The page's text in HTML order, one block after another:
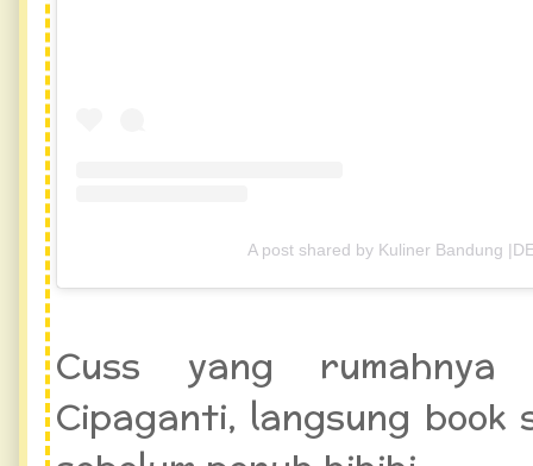
A post shared by Kuliner Bandung
Cuss yang
Cipaganti, langsung book